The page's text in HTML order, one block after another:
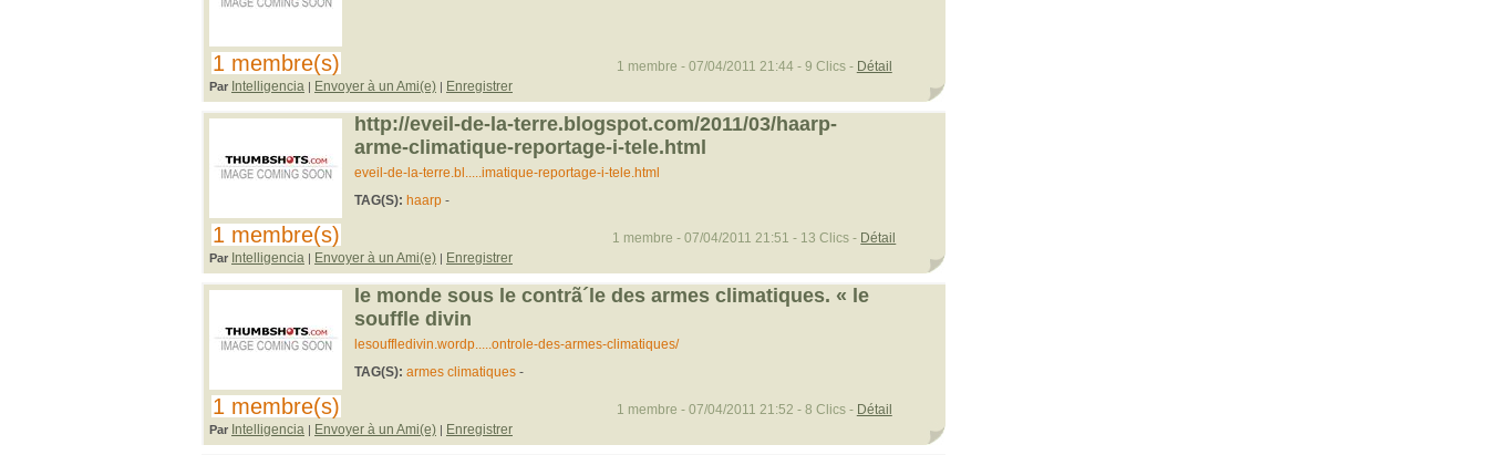
1 membre(s)
Par Intelligencia | Envoyer à un Ami(e) | Enregistrer
1 membre - 07/04/2011 21:44 - 9 Clics - Détail
1 membre(s)
http://eveil-de-la-terre.blogspot.com/2011/03/haarp-
arme-climatique-reportage-i-tele.html
eveil-de-la-terre.bl.....imatique-reportage-i-tele.html
TAG(S): haarp-
Par Intelligencia | Envoyer à un Ami(e) | Enregistrer
1 membre - 07/04/2011 21:51 - 13 Clics - Détail
1 membre(s)
le monde sous le contrã´le des armes climatiques. « le
souffle divin
lesouffledivin.wordp.....ontrole-des-armes-climatiques/
TAG(S): armes climatiques-
Par Intelligencia | Envoyer à un Ami(e) | Enregistrer
1 membre - 07/04/2011 21:52 - 8 Clics - Détail